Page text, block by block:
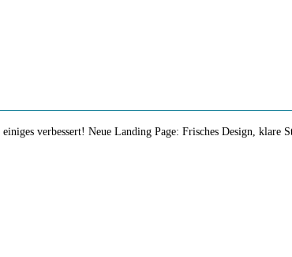
verbessert! Neue Landing Page: Frisches Design, klare